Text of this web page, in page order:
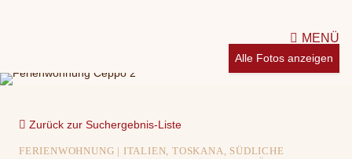
MENÜ
Alle Fotos anzeigen
Zurück zur Suchergebnis-Liste
FERIENWOHNUNG | ITALIEN, TOSKANA, SÜDLICHE